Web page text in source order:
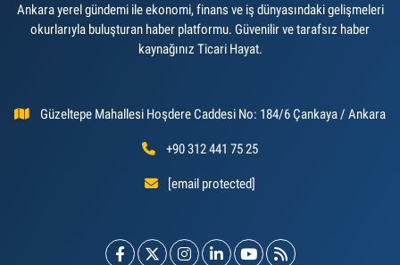
Ankara yerel gündemi ile ekonomi, finans ve iş dünyasındaki gelişmeleri
okurlarıyla buluşturan haber platformu. Güvenilir ve tarafsız haber
kaynağınız Ticari Hayat.
Güzeltepe Mahallesi Hoşdere Caddesi No: 184/6 Çankaya / Ankara
+90 312 441 75 25
[email protected]